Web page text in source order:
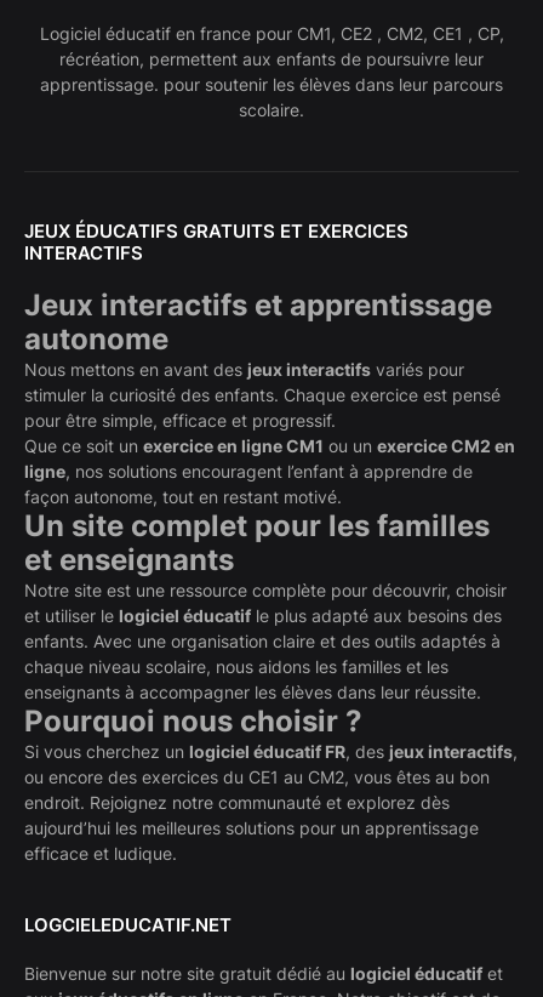
Logiciel éducatif en france pour CM1, CE2 , CM2, CE1 , CP,
récréation, permettent aux enfants de poursuivre leur
apprentissage. pour soutenir les élèves dans leur parcours
scolaire.
JEUX ÉDUCATIFS GRATUITS ET EXERCICES
INTERACTIFS
Jeux interactifs et apprentissage
autonome
Nous mettons en avant des jeux interactifs variés pour
stimuler la curiosité des enfants. Chaque exercice est pensé
pour être simple, efficace et progressif.
Que ce soit un exercice en ligne CM1 ou un exercice CM2 en
ligne, nos solutions encouragent l’enfant à apprendre de
façon autonome, tout en restant motivé.
Un site complet pour les familles
et enseignants
Notre site est une ressource complète pour découvrir, choisir
et utiliser le logiciel éducatif le plus adapté aux besoins des
enfants. Avec une organisation claire et des outils adaptés à
chaque niveau scolaire, nous aidons les familles et les
enseignants à accompagner les élèves dans leur réussite.
Pourquoi nous choisir ?
Si vous cherchez un logiciel éducatif FR, des jeux interactifs,
ou encore des exercices du CE1 au CM2, vous êtes au bon
endroit. Rejoignez notre communauté et explorez dès
aujourd’hui les meilleures solutions pour un apprentissage
efficace et ludique.
LOGCIELEDUCATIF.NET
Bienvenue sur notre site gratuit dédié au logiciel éducatif et